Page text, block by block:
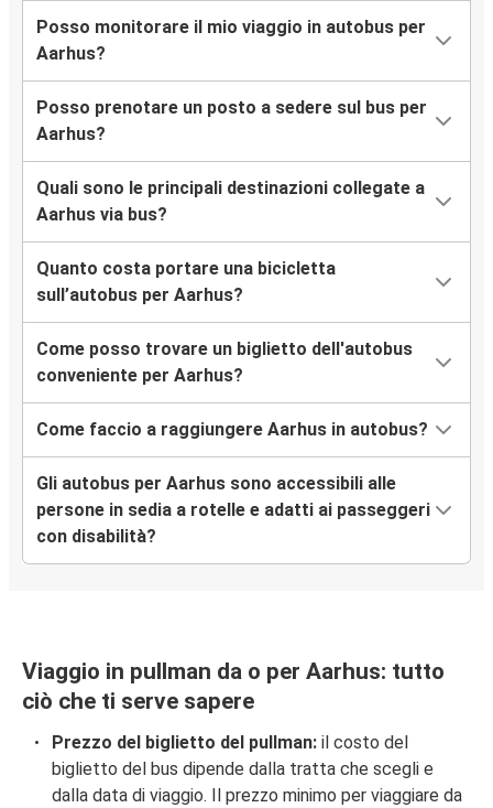
Posso monitorare il mio viaggio in autobus per
Aarhus?
Posso prenotare un posto a sedere sul bus per
Aarhus?
Quali sono le principali destinazioni collegate a
Aarhus via bus?
Quanto costa portare una bicicletta
sull’autobus per Aarhus?
Come posso trovare un biglietto dell'autobus
conveniente per Aarhus?
Come faccio a raggiungere Aarhus in autobus?
Gli autobus per Aarhus sono accessibili alle
persone in sedia a rotelle e adatti ai passeggeri
con disabilità?
Viaggio in pullman da o per Aarhus: tutto
ciò che ti serve sapere
Prezzo del biglietto del pullman: il costo del
biglietto del bus dipende dalla tratta che scegli e
dalla data di viaggio. Il prezzo minimo per viaggiare da